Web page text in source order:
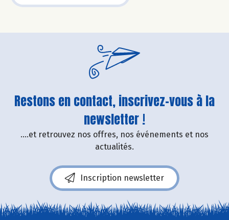
Restons en contact, inscrivez-vous à la
newsletter !
....et retrouvez nos offres, nos événements et nos
actualités.
Inscription newsletter